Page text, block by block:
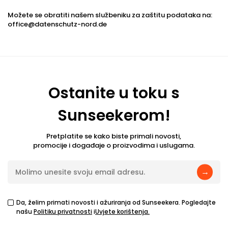
Možete se obratiti našem službeniku za zaštitu podataka na:
office@datenschutz-nord.de
Ostanite u toku s
Sunseekerom!
Pretplatite se kako biste primali novosti,
promocije i događaje o proizvodima i uslugama.
→
Da, želim primati novosti i ažuriranja od Sunseekera. Pogledajte
našuPolitiku privatnostiiUvjete korištenja.